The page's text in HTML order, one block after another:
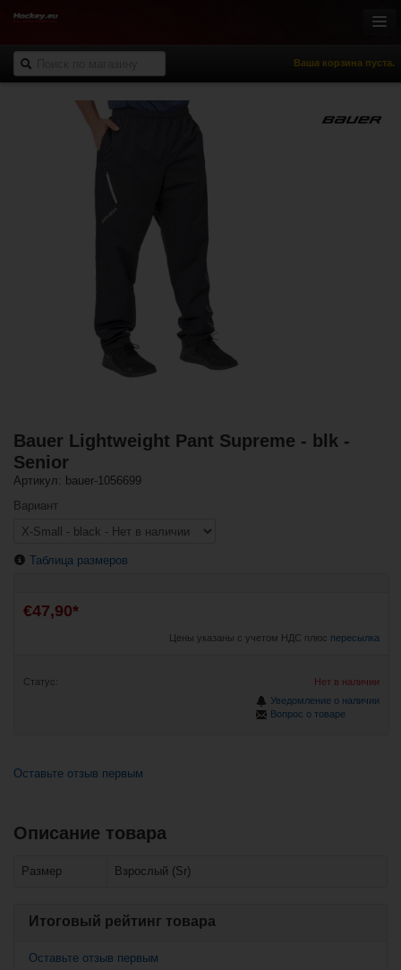
Ваша корзина пуста.
Онлайн-магазин
Хоккей с шайбой
Спортивная одежда
Bauer Lightweight Pant Supreme - blk -
Senior
Артикул: bauer-1056699
Оставьте отзыв первым
Вариант
Таблица размеров
Senior
Описание товара
Размер Взрослый (Sr)
Итоговый рейтинг товара
Оставьте отзыв первым
€47,90*
Цены указаны с учетом НДС плюс пересылка
Статус:
Нет в наличии
Уведомление о наличии
Вопрос о товаре